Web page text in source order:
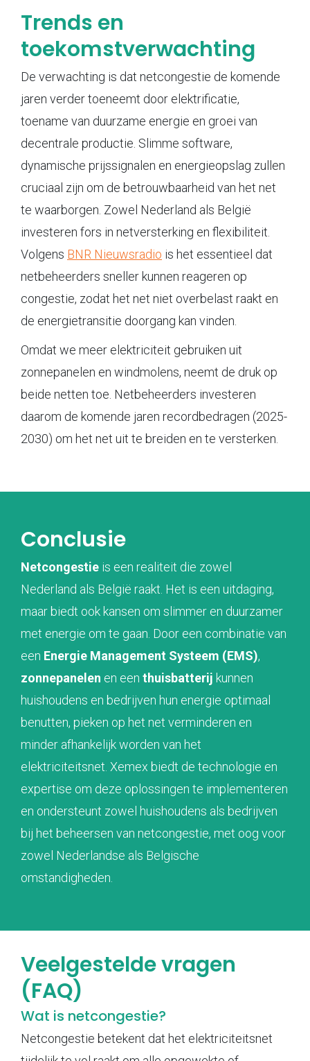
Trends en
toekomstverwachting
De verwachting is dat netcongestie de komende
jaren verder toeneemt door elektrificatie,
toename van duurzame energie en groei van
decentrale productie. Slimme software,
dynamische prijssignalen en energieopslag zullen
cruciaal zijn om de betrouwbaarheid van het net
te waarborgen. Zowel Nederland als België
investeren fors in netversterking en flexibiliteit.
Volgens BNR Nieuwsradio is het essentieel dat
netbeheerders sneller kunnen reageren op
congestie, zodat het net niet overbelast raakt en
de energietransitie doorgang kan vinden.
Omdat we meer elektriciteit gebruiken uit
zonnepanelen en windmolens, neemt de druk op
beide netten toe. Netbeheerders investeren
daarom de komende jaren recordbedragen (2025-
2030) om het net uit te breiden en te versterken.
Conclusie
Netcongestie is een realiteit die zowel
Nederland als België raakt. Het is een uitdaging,
maar biedt ook kansen om slimmer en duurzamer
met energie om te gaan. Door een combinatie van
een Energie Management Systeem (EMS),
zonnepanelen en een thuisbatterij kunnen
huishoudens en bedrijven hun energie optimaal
benutten, pieken op het net verminderen en
minder afhankelijk worden van het
elektriciteitsnet. Xemex biedt de technologie en
expertise om deze oplossingen te implementeren
en ondersteunt zowel huishoudens als bedrijven
bij het beheersen van netcongestie, met oog voor
zowel Nederlandse als Belgische
omstandigheden.
Veelgestelde vragen
(FAQ)
Wat is netcongestie?
Netcongestie betekent dat het elektriciteitsnet